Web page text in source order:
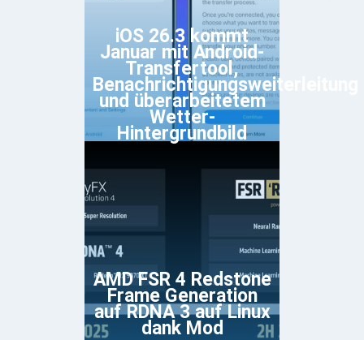
iOS 26.3 kommt
Januar mit Android-
Transfertool,
Benachrichtigungsweiterleitung
und überarbeitetem
Wetter-
Hintergrundbild
AMD FSR 4 Redstone
Frame Generation
auf RDNA 3 auf Linux
dank Mod